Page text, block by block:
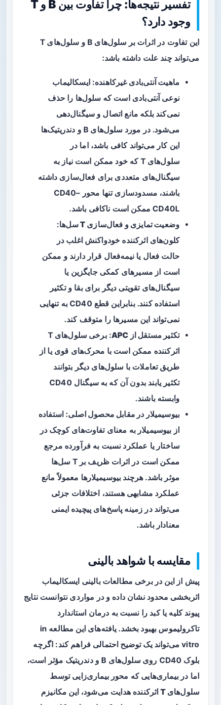
تفسیر نتیجه‌ها: چرا تفاوت بین B و T
وجود دارد؟
این تفاوت در اثرات بر سلول‌های B و سلول‌های T
می‌تواند چند علت داشته باشد:
ماهیت آنتی‌بادی غیرکاهنده: ایسکالیماب
نوعی آنتی‌بادی است که سلول‌ها را حذف
نمی‌کند بلکه مانع اتصال و سیگنال‌دهی
می‌شود. در مورد سلول‌های B و دندریتیک‌ها
این کار می‌تواند کافی باشد، اما در
سلول‌های T که خود ممکن است نیاز به
سیگنال‌های متعددی برای فعال‌سازی داشته
باشند، مسدودسازی تنها محور CD40–
CD40L ممکن است ناکافی باشد.
وضعیت تمایزی و فعال‌سازی T سل‌ها
:
کلون‌های اثرکننده خودواکنش اغلب در
حالت فعال یا نیمه‌فعال قرار دارند و ممکن
است از مسیرهای کمکی جایگزین یا
سیگنال‌های تقویتی دیگر برای بقا و تکثیر
استفاده کنند. بنابراین قطع CD40 به تنهایی
نمی‌تواند این مسیرها را متوقف کند.
تکثیر مستقل از APC
: برخی سلول‌های T
اثرکننده ممکن است با محرک‌های قوی یا از
طریق تعاملات با سلول‌های دیگر بتوانند
تکثیر یابند بدون آن که به سیگنال CD40
وابسته باشند.
بیوسیمیلار در مقابل محصول اصلی: استفاده
از بیوسیمیلار به معنای تفاوت‌های کوچک در
ساختار یا عملکرد نسبت به فرآورده مرجع
ممکن است در اثرات ظریف بر T سل‌ها
موثر باشد. هرچند بیوسیمیلارها معمولاً مانع
عملکرد مشابهی هستند، اختلافات جزئی
می‌تواند در زمینه پاسخ‌های پیچیده ایمنی
معنادار باشد.
مقایسه با شواهد بالینی
پیش از این در برخی مطالعات بالینی ایسکالیماب
اثربخشی محدود نشان داده و در مواردی نتوانست نتایج
پیوند کلیه یا کبد را نسبت به درمان استاندارد
تاکرولیموس بهبود بخشد. یافته‌های این مطالعه in
vitro می‌تواند یک توضیح احتمالی فراهم کند: اگرچه
بلوک CD40 روی سلول‌های B و دندریتیک مؤثر است،
اما در بیماری‌هایی که محور بیماری‌زایی توسط
سلول‌های T اثرکننده
هدایت می‌شود، این مکانیزم